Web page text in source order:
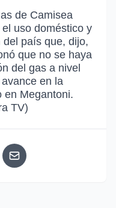
de Camisea
uso doméstico y
país que, dijo,
que no se haya
del gas a nivel
en la
en Megantoni.
TV)